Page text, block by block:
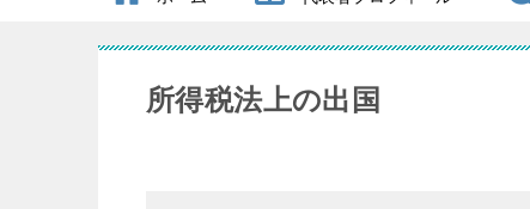
所得税法上の出国